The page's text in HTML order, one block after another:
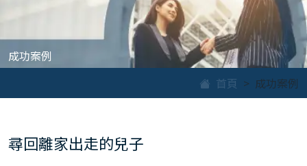
成功案例
首頁
成功案例
尋回離家出走的兒子